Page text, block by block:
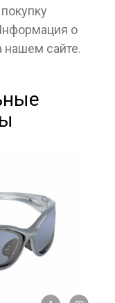
о
нашем сайте.